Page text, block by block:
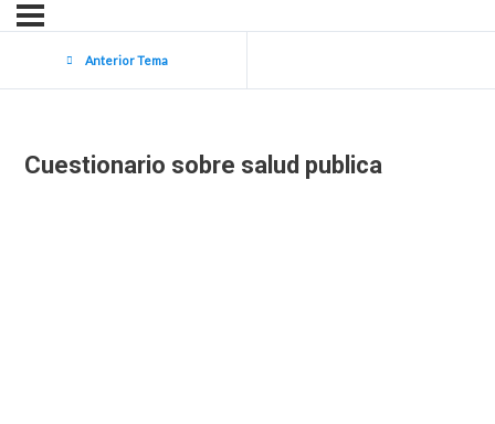
Anterior Tema
Cuestionario sobre salud publica